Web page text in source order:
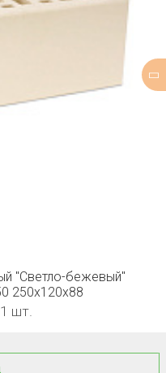
"Светло-бежевый"
250х120х88
шт.